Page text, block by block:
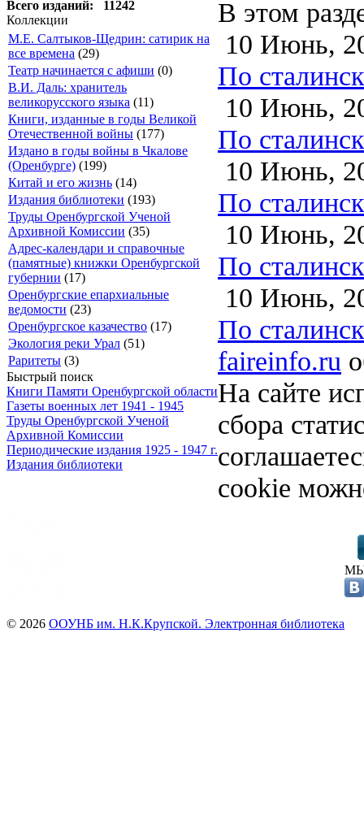
Всего изданий: 11242
Коллекции
М.Е. Салтыков-Щедрин: сатирик на
все времена (29)
Театр начинается с афиши (0)
В.И. Даль: хранитель
великорусского языка (11)
Книги, изданные в годы Великой
Отечественной войны (177)
Издано в годы войны в Чкалове
(Оренбурге) (199)
Китай и его жизнь (14)
Издания библиотеки (193)
Труды Оренбургской Ученой
Архивной Комиссии (35)
Адрес-календари и справочные
(памятные) книжки Оренбургской
губернии (17)
Оренбургские епархиальные
ведомости (23)
Оренбургское казачество (17)
Экология реки Урал (51)
Раритеты (3)
Быстрый поиск
Книги Памяти Оренбургской области
Газеты военных лет 1941 - 1945
Труды Оренбургской Ученой
Архивной Комиссии
Периодические издания 1925 - 1947 г.
Издания библиотеки
В этом
10 Июнь,
По
10 Июнь,
По
10 Июнь,
По
10 Июнь,
По
10 Июнь,
По
faireinfo.ru
На сайте
сбора
cookie
© 2026 ООУНБ им. Н.К.Крупской. Электронная библиотека